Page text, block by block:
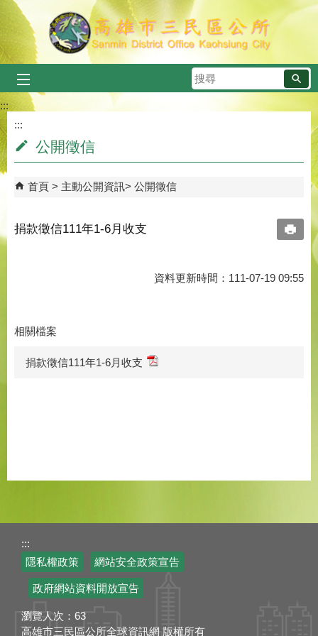
跳到主要內容區塊
搜
尋
:::
:::
公開徵信
首頁 主動公開資訊 公開徵信
捐款徵信111年1-6月收支
資料更新時間：111-07-19 09:55
相關檔案
捐款徵信111年1-6月收支
:::
隱私權政策
網站安全政策宣告
政府網站資料開放宣告
瀏覽人次： 63
高雄市三民區公所全球資訊網 版權所有